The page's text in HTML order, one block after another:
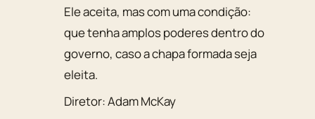
Ele aceita, mas com uma condição:
que tenha amplos poderes dentro do
governo, caso a chapa formada seja
eleita.
Diretor:Adam McKay